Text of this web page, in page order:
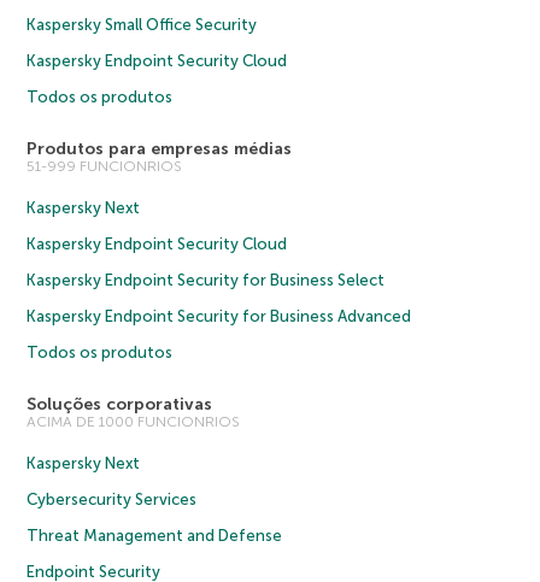
Kaspersky Small Office Security
Kaspersky Endpoint Security Cloud
Todos os produtos
Produtos para empresas médias
51-999 FUNCIONRIOS
Kaspersky Next
Kaspersky Endpoint Security Cloud
Kaspersky Endpoint Security for Business Select
Kaspersky Endpoint Security for Business Advanced
Todos os produtos
Soluções corporativas
ACIMA DE 1000 FUNCIONRIOS
Kaspersky Next
Cybersecurity Services
Threat Management and Defense
Endpoint Security